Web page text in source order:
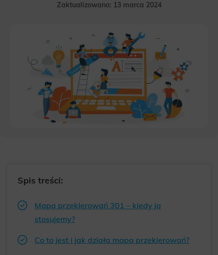
Zaktualizowano: 13 marca 2024
Spis treści:
Mapa przekierowań 301 – kiedy ją
stosujemy?
Co to jest i jak działa mapa przekierowań?